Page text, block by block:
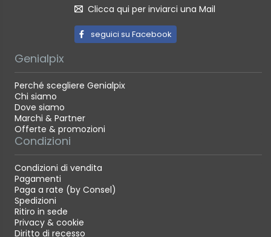
Clicca qui per inviarci una Mail
seguici su Facebook
Genialpix
Perché scegliere Genialpix
Chi siamo
Dove siamo
Marchi & Partner
Offerte & promozioni
Condizioni
Condizioni di vendita
Pagamenti
Paga a rate (by Consel)
Spedizioni
Ritiro in sede
Privacy & cookie
Diritto di recesso